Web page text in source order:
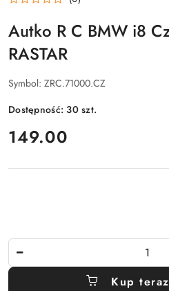
Autko R C BMW i8
RASTAR
Symbol: ZRC.71000.CZ
Dostępność:30szt.
cena:
149.00
Kup teraz